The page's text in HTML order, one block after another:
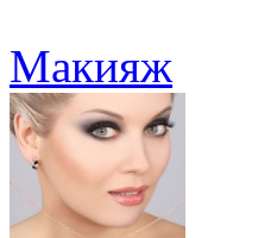
Макияж